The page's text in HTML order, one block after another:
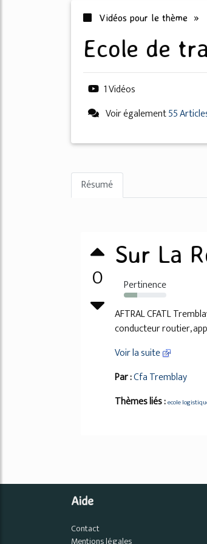
Vidéos pour le thème »
ecole de
1 Vidéos
Voir également55
Résumé
0
Sur La
Pertinence
31%
AFTRAL CFATL
conducteur routier,
Voir la suite
Par :Cfa Tremblay
Thèmes liés :ecole
Aide
Contact